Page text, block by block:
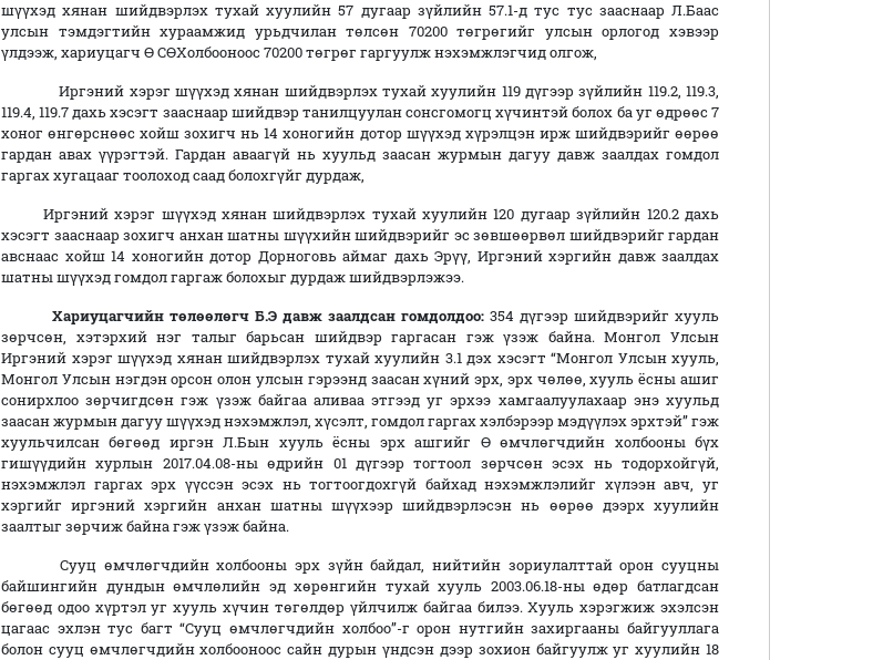
шүүхэд хянан шийдвэрлэх тухай хуулийн 57 дугаар зүйлийн 57.1-д тус тус зааснаар Л.Баас
улсын тэмдэгтийн хураамжид урьдчилан төлсөн 70200 төгрөгийг улсын орлогод хэвээр
үлдээж, хариуцагч Ө СӨХолбооноос 70200 төгрөг гаргуулж нэхэмжлэгчид олгож,
Иргэний хэрэг шүүхэд хянан шийдвэрлэх тухай хуулийн 119 дүгээр зүйлийн 119.2, 119.3,
119.4, 119.7 дахь хэсэгт зааснаар шийдвэр танилцуулан сонсгомогц хүчинтэй болох ба уг өдрөөс 7
хоног өнгөрснөөс хойш зохигч нь 14 хоногийн дотор шүүхэд хүрэлцэн ирж шийдвэрийг өөрөө
гардан авах үүрэгтэй. Гардан аваагүй нь хуульд заасан журмын дагуу давж заалдах гомдол
гаргах хугацааг тоолоход саад болохгүйг дурдаж,
Иргэний хэрэг шүүхэд хянан шийдвэрлэх тухай хуулийн 120 дугаар зүйлийн 120.2 дахь
хэсэгт зааснаар зохигч анхан шатны шүүхийн шийдвэрийг эс зөвшөөрвөл шийдвэрийг гардан
авснаас хойш 14 хоногийн дотор Дорноговь аймаг дахь Эрүү, Иргэний хэргийн давж заалдах
шатны шүүхэд гомдол гаргаж болохыг дурдаж шийдвэрлэжээ.
Хариуцагчийн төлөөлөгч Б.Э давж заалдсан гомдолдоо: 354 дүгээр шийдвэрийг хууль
зөрчсөн, хэтэрхий нэг талыг барьсан шийдвэр гаргасан гэж үзэж байна. Монгол Улсын
Иргэний хэрэг шүүхэд хянан шийдвэрлэх тухай хуулийн 3.1 дэх хэсэгт “Монгол Улсын хууль,
Монгол Улсын нэгдэн орсон олон улсын гэрээнд заасан хүний эрх, эрх чөлөө, хууль ёсны ашиг
сонирхлоо зөрчигдсөн гэж үзэж байгаа аливаа этгээд уг эрхээ хамгаалуулахаар энэ хуульд
заасан журмын дагуу шүүхэд нэхэмжлэл, хүсэлт, гомдол гаргах хэлбэрээр мэдүүлэх эрхтэй” гэж
хуульчилсан бөгөөд иргэн Л.Бын хууль ёсны эрх ашгийг Ө өмчлөгчдийн холбооны бүх
гишүүдийн хурлын 2017.04.08-ны өдрийн 01 дүгээр тогтоол зөрчсөн эсэх нь тодорхойгүй,
нэхэмжлэл гаргах эрх үүссэн эсэх нь тогтоогдохгүй байхад нэхэмжлэлийг хүлээн авч, уг
хэргийг иргэний хэргийн анхан шатны шүүхээр шийдвэрлэсэн нь өөрөө дээрх хуулийн
заалтыг зөрчиж байна гэж үзэж байна.
Сууц өмчлөгчдийн холбооны эрх зүйн байдал, нийтийн зориулалттай орон сууцны
байшингийн дундын өмчлөлийн эд хөрөнгийн тухай хууль 2003.06.18-ны өдөр батлагдсан
бөгөөд одоо хүртэл уг хууль хүчин төгөлдөр үйлчилж байгаа билээ. Хууль хэрэгжиж эхэлсэн
цагаас эхлэн тус багт “Сууц өмчлөгчдийн холбоо”-г орон нутгийн захиргааны байгууллага
болон сууц өмчлөгчдийн холбооноос сайн дурын үндсэн дээр зохион байгуулж уг хуулийн 18